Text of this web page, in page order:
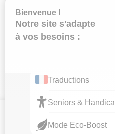
horaires
Plan du site -Mentions légales
Ce site est éco-conçu !